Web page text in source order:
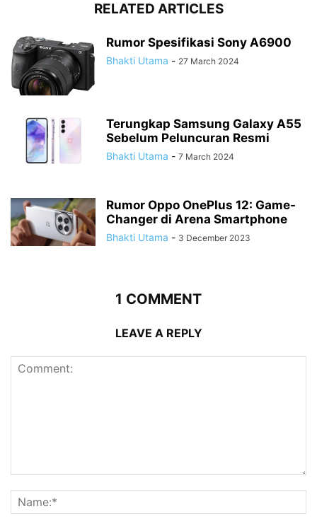
RELATED ARTICLES
Rumor Spesifikasi Sony A6900
Bhakti Utama - 27 March 2024
Terungkap Samsung Galaxy A55
Sebelum Peluncuran Resmi
Bhakti Utama - 7 March 2024
Rumor Oppo OnePlus 12: Game-
Changer di Arena Smartphone
Bhakti Utama - 3 December 2023
1 COMMENT
LEAVE A REPLY